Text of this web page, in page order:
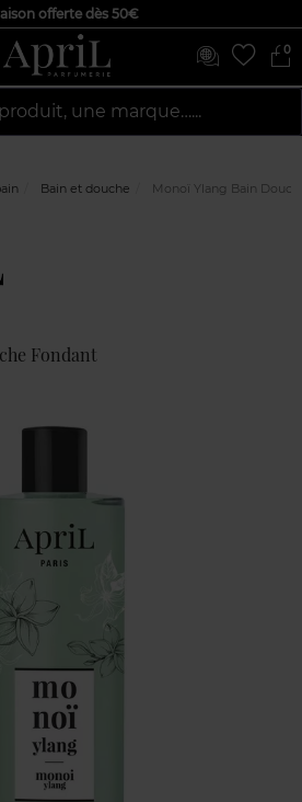
offerte dès 50€
0
une marque…...
Bain et douche Monoï Ylang Bain
Fondant